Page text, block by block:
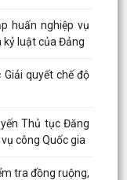
huấn nghiệp vụ
kỷ luật của Đảng
quyết chế độ
Thủ tục Đăng
công Quốc gia
tra đồng ruộng,